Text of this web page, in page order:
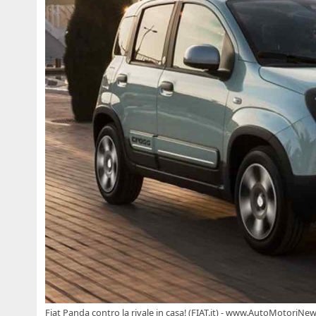
Fiat Panda contro la rivale in casa! (FIAT.it) -